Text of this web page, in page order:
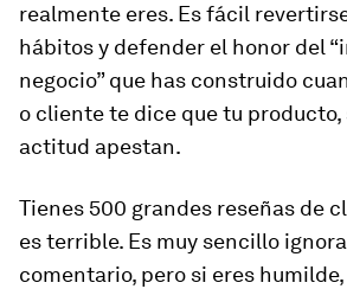
realmente eres. Es fácil
hábitos y defender el honor del
negocio” que has construido
o cliente te dice que tu producto,
actitud apestan.
Tienes 500 grandes reseñas de
es terrible. Es muy sencillo
comentario, pero si eres